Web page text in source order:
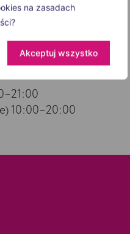
na zasadach
Akceptuj wszystko
hours
10:00–20:00